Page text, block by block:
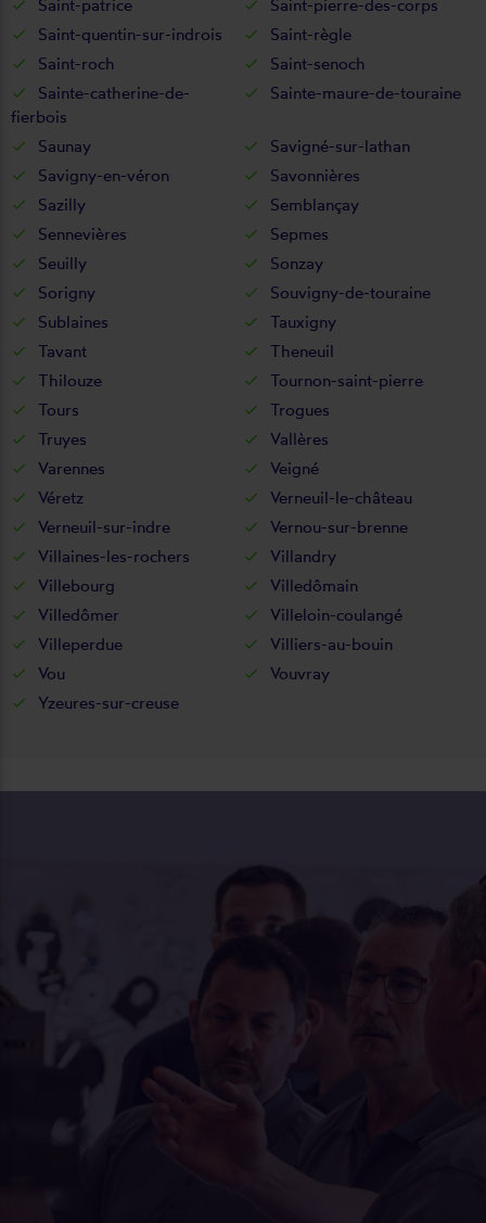
Saint-patrice
Saint-pierre-des-corps
Saint-quentin-sur-indrois
Saint-règle
Saint-roch
Saint-senoch
Sainte-catherine-de-
fierbois
Sainte-maure-de-touraine
Saunay
Savigné-sur-lathan
Savigny-en-véron
Savonnières
Sazilly
Semblançay
Sennevières
Sepmes
Seuilly
Sonzay
Sorigny
Souvigny-de-touraine
Sublaines
Tauxigny
Tavant
Theneuil
Thilouze
Tournon-saint-pierre
Tours
Trogues
Truyes
Vallères
Varennes
Veigné
Véretz
Verneuil-le-château
Verneuil-sur-indre
Vernou-sur-brenne
Villaines-les-rochers
Villandry
Villebourg
Villedômain
Villedômer
Villeloin-coulangé
Villeperdue
Villiers-au-bouin
Vou
Vouvray
Yzeures-sur-creuse